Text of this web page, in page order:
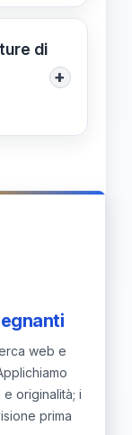
e disfò
il
o
di
+
una
e il
nel
web e
originalità; i
prima